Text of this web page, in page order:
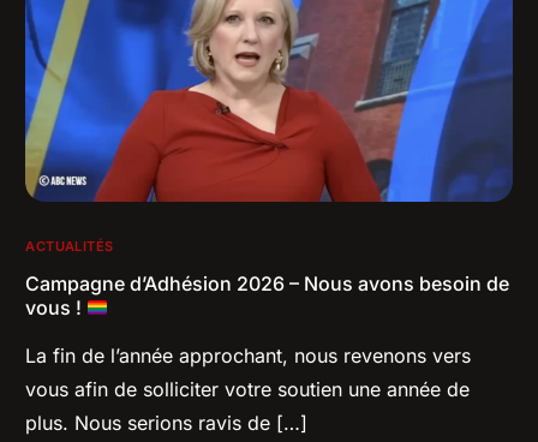
ACTUALITÉS
Campagne d’Adhésion 2026 – Nous avons besoin de
vous !
La fin de l’année approchant, nous revenons vers
vous afin de solliciter votre soutien une année de
plus. Nous serions ravis de […]